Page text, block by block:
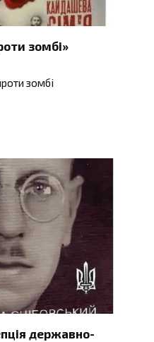
зомбі»
зомбі
державно-